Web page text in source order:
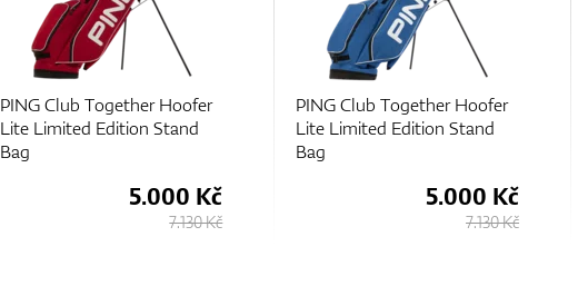
PING Club Together Hoofer
Lite Limited Edition Stand
Bag
5.000 Kč
7.130 Kč
PING Club Together Hoofer
Lite Limited Edition Stand
Bag
5.000 Kč
7.130 Kč